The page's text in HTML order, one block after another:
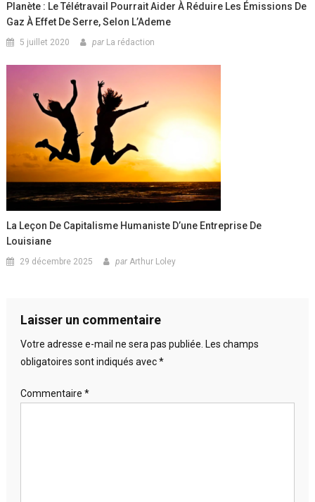
Planète : Le Télétravail Pourrait Aider À Réduire Les Émissions De
Gaz À Effet De Serre, Selon L’Ademe
5 juillet 2020 par La rédaction
La Leçon De Capitalisme Humaniste D’une Entreprise De
Louisiane
29 décembre 2025 par Arthur Loley
Laisser un commentaire
Votre adresse e-mail ne sera pas publiée. Les champs
obligatoires sont indiqués avec*
Commentaire *